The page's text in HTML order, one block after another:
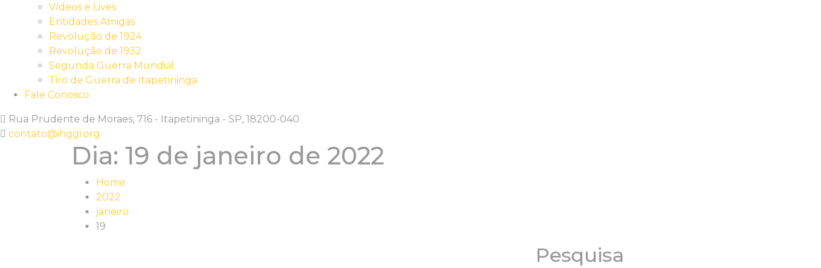
Vídeos e Lives
Entidades Amigas
Revolução de 1924
Revolução de 1932
Segunda Guerra Mundial
Tiro de Guerra de Itapetininga
Fale Conosco
Rua Prudente de Moraes, 716 - Itapetininga - SP, 18200-040
contato@ihggi.org
Dia: 19 de janeiro de 2022
Home
2022
janeiro
19
Pesquisa